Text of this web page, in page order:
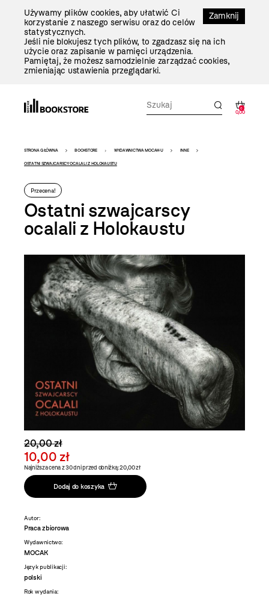
Zamknij
Używamy plików cookies, aby ułatwić Ci
korzystanie z naszego serwisu oraz do celów
statystycznych.
Jeśli nie blokujesz tych plików, to zgadzasz się na ich
użycie oraz zapisanie w pamięci urządzenia.
Pamiętaj, że możesz samodzielnie zarządzać cookies,
zmieniając ustawienia przeglądarki.
0
0,00
Bookstore
-
szablon
szczegóły
STRONA GŁÓWNA BOOKSTORE WYDAWNICTWA MOCAK-U INNE
OSTATNI SZWAJCARSCY OCALALI Z HOLOKAUSTU
Przecena!
Ostatni szwajcarscy
ocalali z Holokaustu
20,00 zł
10,00 zł
Najniższa cena z 30 dni przed obniżką: 20,00 zł
Dodaj do koszyka
Autor:
Praca zbiorowa
Wydawnictwo:
MOCAK
Język publikacji:
polski
Rok wydania: